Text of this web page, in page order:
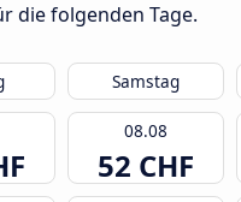
die folgenden Tage.
Samstag
08.08
52 CHF